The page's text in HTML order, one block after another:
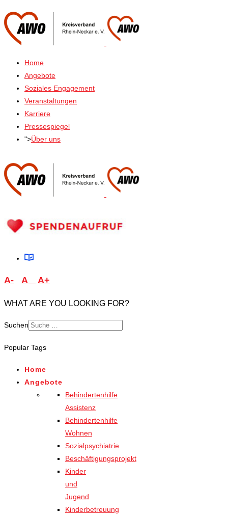
Home
Angebote
Soziales Engagement
Veranstaltungen
Karriere
Pressespiegel
">Über uns
A- A A+
WHAT ARE YOU LOOKING FOR?
Suchen
Popular Tags
Home
Angebote
Behindertenhilfe
Assistenz
Behindertenhilfe
Wohnen
Sozialpsychiatrie
Beschäftigungsprojekt
Kinder
und
Jugend
Kinderbetreuung